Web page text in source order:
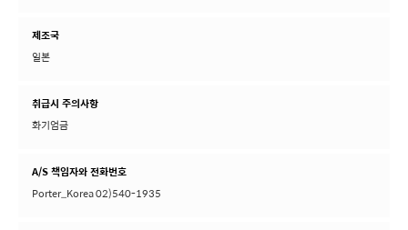
제조국
일본
취급시 주의사항
화기엄금
A/S 책임자와 전화번호
Porter_Korea 02)540-1935